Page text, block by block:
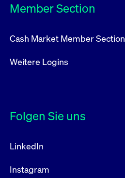
Member Section
Cash Market Member Section
Weitere Logins
Folgen Sie uns
LinkedIn
Instagram